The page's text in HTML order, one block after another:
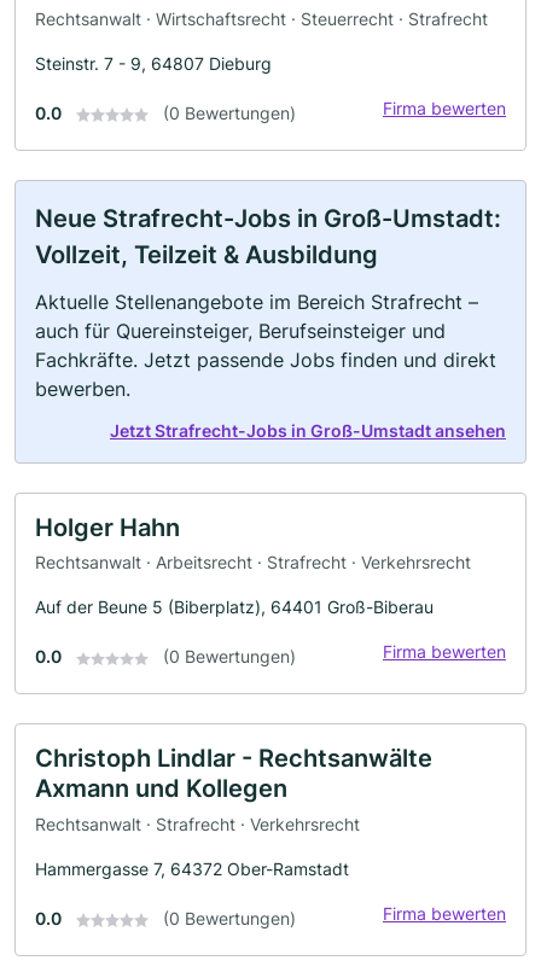
Rechtsanwalt · Wirtschaftsrecht · Steuerrecht · Strafrecht
Steinstr. 7 - 9, 64807 Dieburg
0.0 (0 Bewertungen) Firma bewerten
Neue Strafrecht-Jobs in Groß-Umstadt:
Vollzeit, Teilzeit & Ausbildung
Aktuelle Stellenangebote im Bereich Strafrecht –
auch für Quereinsteiger, Berufseinsteiger und
Fachkräfte. Jetzt passende Jobs finden und direkt
bewerben.
Jetzt Strafrecht-Jobs in Groß-Umstadt ansehen
Holger Hahn
Rechtsanwalt · Arbeitsrecht · Strafrecht · Verkehrsrecht
Auf der Beune 5 (Biberplatz), 64401 Groß-Biberau
0.0 (0 Bewertungen) Firma bewerten
Christoph Lindlar - Rechtsanwälte
Axmann und Kollegen
Rechtsanwalt · Strafrecht · Verkehrsrecht
Hammergasse 7, 64372 Ober-Ramstadt
0.0 (0 Bewertungen) Firma bewerten